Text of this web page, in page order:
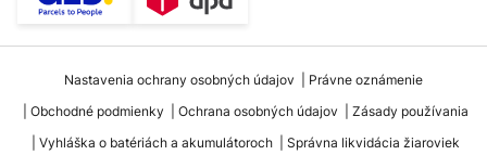
Nastavenia ochrany osobných údajov
Právne oznámenie
Obchodné podmienky
Ochrana osobných údajov
Zásady používania
Vyhláška o batériách a akumulátoroch
Správna likvidácia žiaroviek